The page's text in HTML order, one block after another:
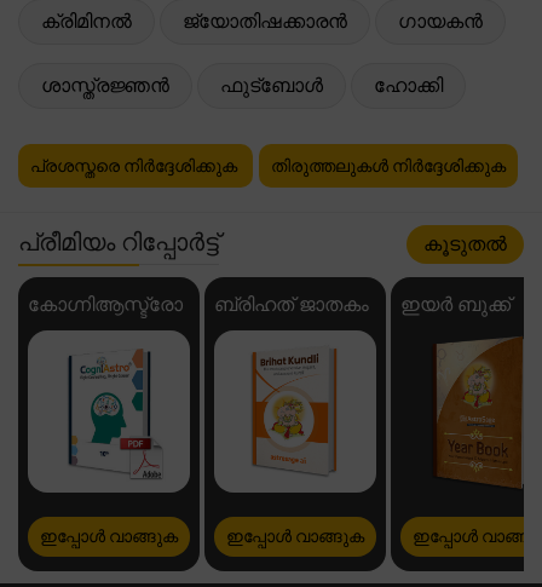
ക്രിമിനൽ ജ്യോതിഷക്കാരൻ ഗായകൻ
ശാസ്ത്രജ്ഞൻ ഫുട്ബോൾ ഹോക്കി
പ്രശസ്തരെ നിർദ്ദേശിക്കുക തിരുത്തലുകൾ നിർദ്ദേശിക്കുക
പ്രീമിയം റിപ്പോർട്ട് കൂടുതൽ
കോഗ്നിആസ്ട്രോ
ഇപ്പോൾ വാങ്ങുക
ബ്രിഹത് ജാതകം
ഇപ്പോൾ വാങ്ങുക
ഇയർ ബുക്ക്
ഇപ്പോൾ